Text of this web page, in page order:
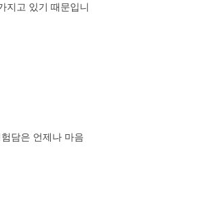
지고 있기 때문입니
담은 언제나 마음